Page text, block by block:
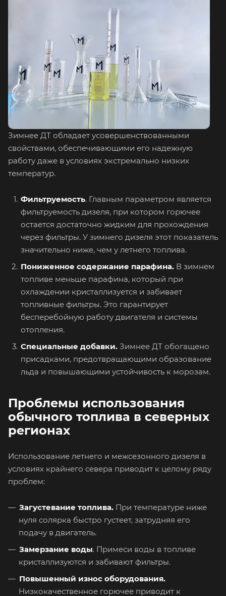
Зимнее ДТ обладает усовершенствованными
свойствами, обеспечивающими его надежную
работу даже в условиях экстремально низких
температур.
Фильтруемость. Главным параметром является
фильтруемость дизеля, при котором горючее
остается достаточно жидким для прохождения
через фильтры. У зимнего дизеля этот показатель
значительно ниже, чем у летнего топлива.
Пониженное содержание парафина. В зимнем
топливе меньше парафина, который при
охлаждении кристаллизуется и забивает
топливные фильтры. Это гарантирует
бесперебойную работу двигателя и системы
отопления.
Специальные добавки. Зимнее ДТ обогащено
присадками, предотвращающими образование
льда и повышающими устойчивость к морозам.
Проблемы использования
обычного топлива в северных
регионах
Использование летнего и межсезонного дизеля в
условиях крайнего севера приводит к целому ряду
проблем:
Загустевание топлива. При температуре ниже
нуля солярка быстро густеет, затрудняя его
подачу в двигатель.
Замерзание воды. Примеси воды в топливе
кристаллизуются и забивают фильтры.
Повышенный износ оборудования.
Низкокачественное горючее приводит к